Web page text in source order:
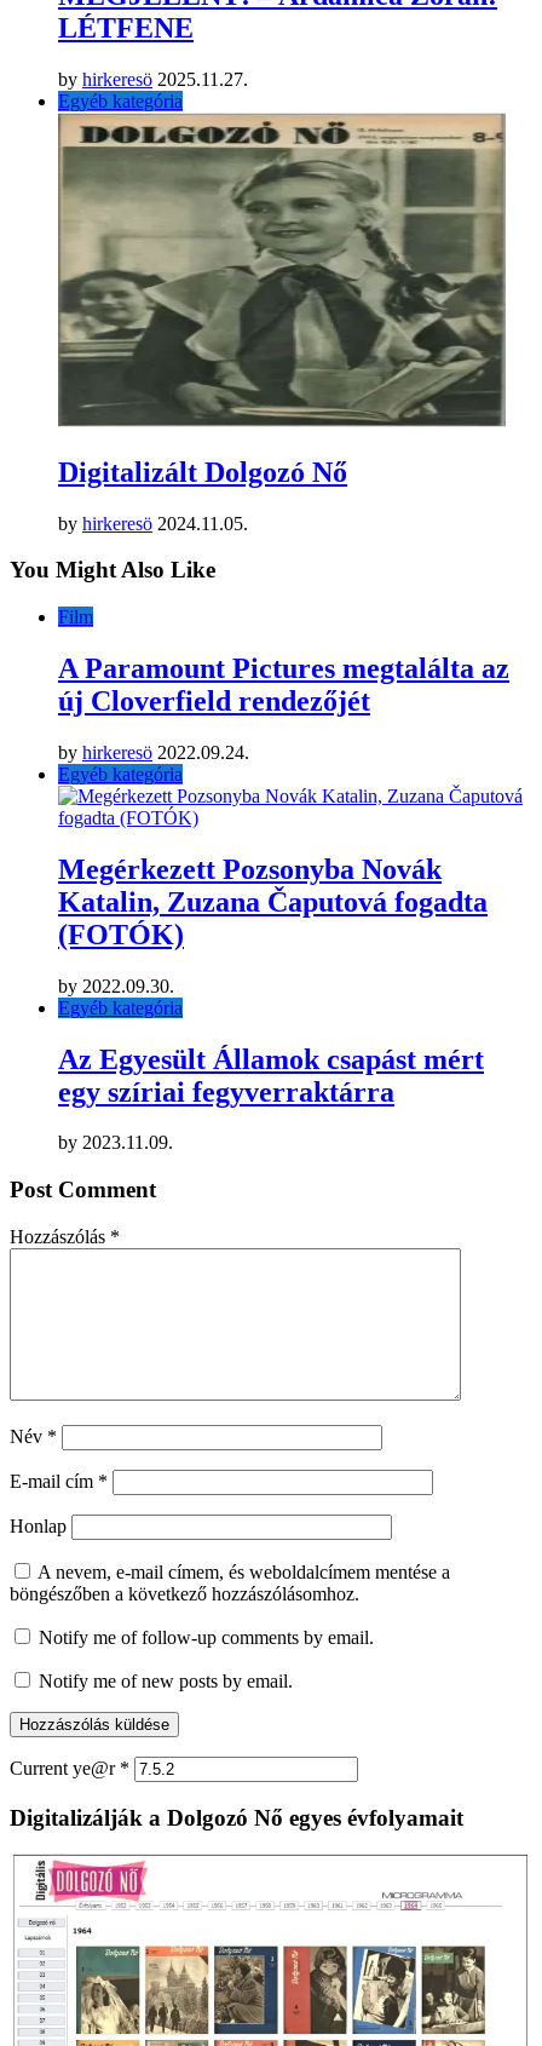
LÉTFENE
by hirkeresö 2025.11.27.
Egyéb kategória
Digitalizált Dolgozó Nő
by hirkeresö 2024.11.05.
You Might Also Like
Film
A Paramount Pictures megtalálta az
új Cloverfield rendezőjét
by hirkeresö 2022.09.24.
Egyéb kategória
Megérkezett Pozsonyba Novák
Katalin, Zuzana Čaputová fogadta
(FOTÓK)
by 2022.09.30.
Egyéb kategória
Az Egyesült Államok csapást mért
egy szíriai fegyverraktárra
by 2023.11.09.
Post Comment
Hozzászólás *
Név *
E-mail cím *
Honlap
A nevem, e-mail címem, és weboldalcímem mentése a
böngészőben a következő hozzászólásomhoz.
Notify me of follow-up comments by email.
Notify me of new posts by email.
Current ye@r *
Digitalizálják a Dolgozó Nő egyes évfolyamait